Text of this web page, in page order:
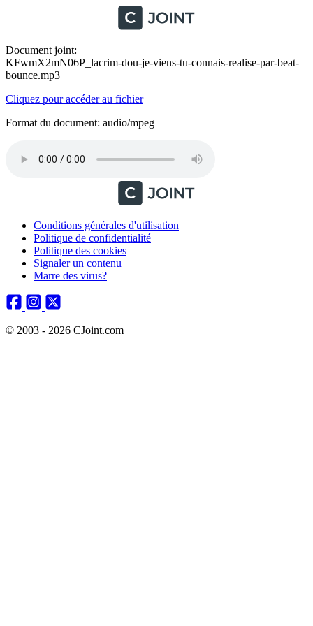
Document joint:
KFwmX2mN06P_lacrim-dou-je-viens-tu-connais-realise-par-beat-
bounce.mp3
Cliquez pour accéder au fichier
Format du document: audio/mpeg
Conditions générales d'utilisation
Politique de confidentialité
Politique des cookies
Signaler un contenu
Marre des virus?
© 2003 - 2026 CJoint.com